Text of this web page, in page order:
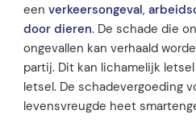
een verkeersongeval,
door dieren. De schade die
ongevallen kan verhaald
partij. Dit kan lichamelijk
letsel. De schadevergoeding
levensvreugde heet